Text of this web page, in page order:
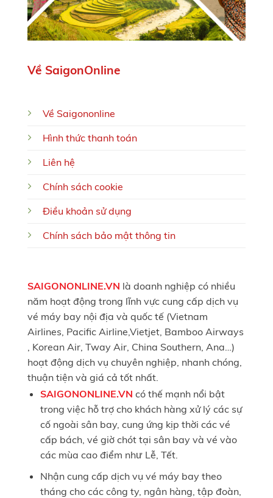
Về SaigonOnline
Về Saigononline
Hình thức thanh toán
Liên hệ
Chính sách cookie
Điều khoản sử dụng
Chính sách bảo mật thông tin
SAIGONONLINE.VN là doanh nghiệp có nhiều
năm hoạt động trong lĩnh vực cung cấp dịch vụ
vé máy bay nội địa và quốc tế (Vietnam
Airlines, Pacific Airline,Vietjet, Bamboo Airways
, Korean Air, Tway Air, China Southern, Ana…)
hoạt động dịch vụ chuyên nghiệp, nhanh chóng,
thuận tiện và giá cả tốt nhất.
SAIGONONLINE.VN có thế mạnh nổi bật
trong việc hỗ trợ cho khách hàng xử lý các sự
cố ngoài sân bay, cung ứng kịp thời các vé
cấp bách, vé giờ chót tại sân bay và vé vào
các mùa cao điểm như Lễ, Tết.
Nhận cung cấp dịch vụ vé máy bay theo
tháng cho các công ty, ngân hàng, tập đoàn,